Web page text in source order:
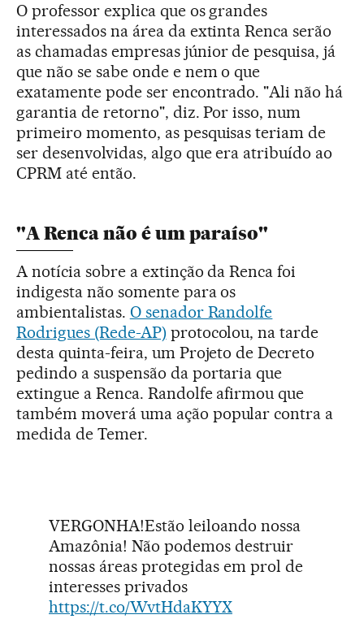
O professor explica que os grandes
interessados na área da extinta Renca serão
as chamadas empresas júnior de pesquisa, já
que não se sabe onde e nem o que
exatamente pode ser encontrado. "Ali não há
garantia de retorno", diz. Por isso, num
primeiro momento, as pesquisas teriam de
ser desenvolvidas, algo que era atribuído ao
CPRM até então.
"A Renca não é um paraíso"
A notícia sobre a extinção da Renca foi
indigesta não somente para os
ambientalistas. O senador Randolfe
Rodrigues (Rede-AP) protocolou, na tarde
desta quinta-feira, um Projeto de Decreto
pedindo a suspensão da portaria que
extingue a Renca. Randolfe afirmou que
também moverá uma ação popular contra a
medida de Temer.
VERGONHA!Estão leiloando nossa
Amazônia! Não podemos destruir
nossas áreas protegidas em prol de
interesses privados
https://t.co/WvtHdaKYYX